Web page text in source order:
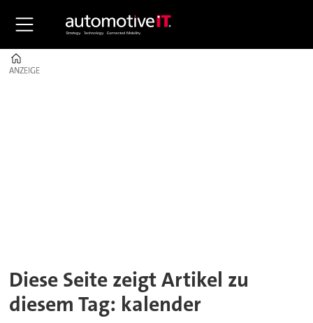
ANZEIGE
ANZEIGE
Diese Seite zeigt Artikel zu
diesem Tag: kalender